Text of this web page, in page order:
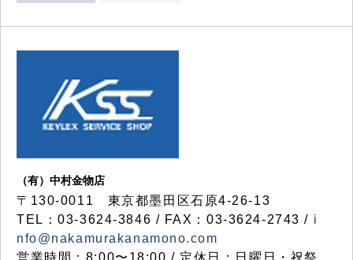
（有）中村金物店
〒130-0011 東京都墨田区石原4-26-13
TEL：03-3624-3846 / FAX：03-3624-2743 / i
nfo@nakamurakanamono.com
営業時間：8:00〜18:00 / 定休日：日曜日・祝祭